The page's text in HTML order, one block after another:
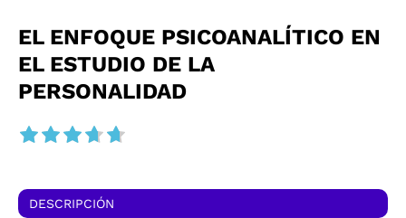
EL ENFOQUE PSICOANALÍTICO EN
EL ESTUDIO DE LA
PERSONALIDAD
DESCRIPCIÓN